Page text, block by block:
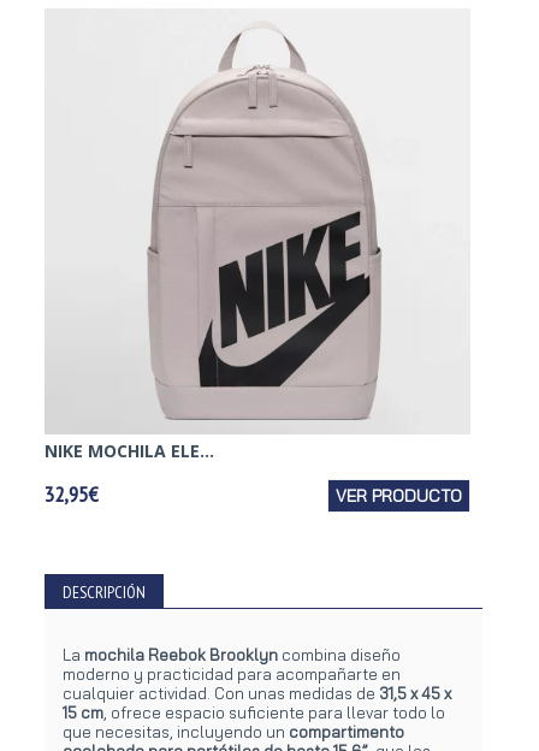
NIKE MOCHILA ELE...
32,95€ VER PRODUCTO
DESCRIPCIÓN
La mochila Reebok Brooklyn combina diseño
moderno y practicidad para acompañarte en
cualquier actividad. Con unas medidas de 31,5 x 45 x
15 cm , ofrece espacio suficiente para llevar todo lo
que necesitas, incluyendo un compartimento